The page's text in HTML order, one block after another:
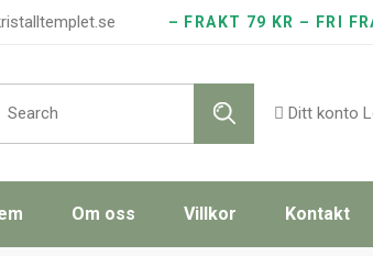
– FRAKT 79 KR – FRI
Ditt konto
Om oss Villkor Kontakt